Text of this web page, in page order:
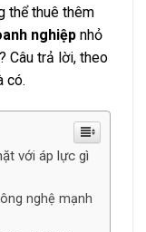
thể thuê thêm
nghiệp nhỏ
Câu trả lời, theo
có.
với áp lực gì
nghệ mạnh